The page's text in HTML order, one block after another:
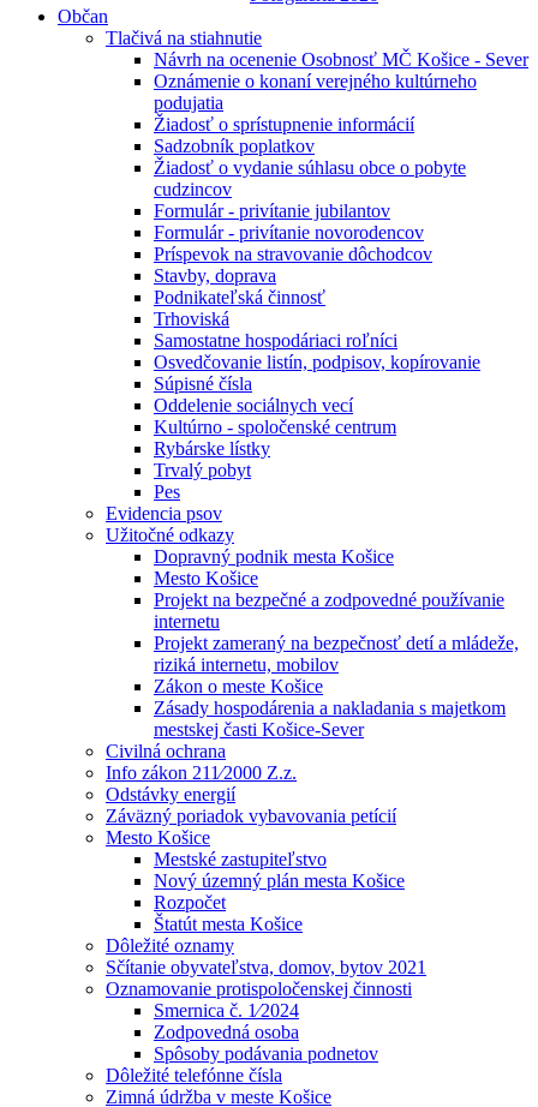
Občan
Tlačivá na stiahnutie
Návrh na ocenenie Osobnosť MČ Košice - Sever
Oznámenie o konaní verejného kultúrneho
podujatia
Žiadosť o sprístupnenie informácií
Sadzobník poplatkov
Žiadosť o vydanie súhlasu obce o pobyte
cudzincov
Formulár - privítanie jubilantov
Formulár - privítanie novorodencov
Príspevok na stravovanie dôchodcov
Stavby, doprava
Podnikateľská činnosť
Trhoviská
Samostatne hospodáriaci roľníci
Osvedčovanie listín, podpisov, kopírovanie
Súpisné čísla
Oddelenie sociálnych vecí
Kultúrno - spoločenské centrum
Rybárske lístky
Trvalý pobyt
Pes
Evidencia psov
Užitočné odkazy
Dopravný podnik mesta Košice
Mesto Košice
Projekt na bezpečné a zodpovedné používanie
internetu
Projekt zameraný na bezpečnosť detí a mládeže,
riziká internetu, mobilov
Zákon o meste Košice
Zásady hospodárenia a nakladania s majetkom
mestskej časti Košice-Sever
Civilná ochrana
Info zákon 211⁄2000 Z.z.
Odstávky energií
Záväzný poriadok vybavovania petícií
Mesto Košice
Mestské zastupiteľstvo
Nový územný plán mesta Košice
Rozpočet
Štatút mesta Košice
Dôležité oznamy
Sčítanie obyvateľstva, domov, bytov 2021
Oznamovanie protispoločenskej činnosti
Smernica č. 1⁄2024
Zodpovedná osoba
Spôsoby podávania podnetov
Dôležité telefónne čísla
Zimná údržba v meste Košice